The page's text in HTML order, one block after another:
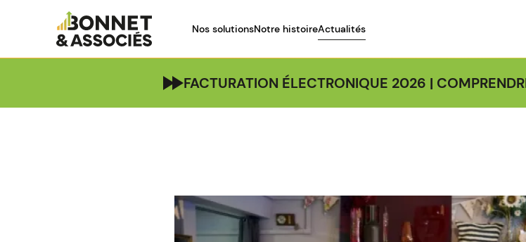
Nos solutionsNotre histoireActualités
FACTURATION ÉLECTRONIQUE 2026 |